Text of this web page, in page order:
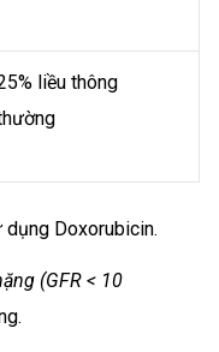
liều thông
dụng Doxorubicin.
(GFR < 10